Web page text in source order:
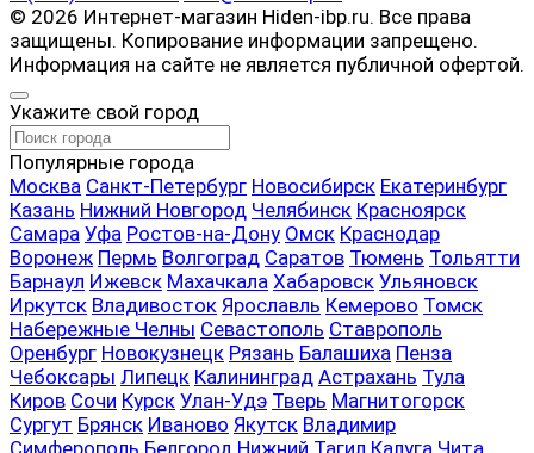
© 2026 Интернет-магазин Hiden-ibp.ru. Все права
защищены. Копирование информации запрещено.
Информация на сайте не является публичной офертой.
Укажите свой город
Популярные города
Москва Санкт-Петербург Новосибирск Екатеринбург
Казань Нижний Новгород Челябинск Красноярск
Самара Уфа Ростов-на-Дону Омск Краснодар
Воронеж Пермь Волгоград Саратов Тюмень Тольятти
Барнаул Ижевск Махачкала Хабаровск Ульяновск
Иркутск Владивосток Ярославль Кемерово Томск
Набережные Челны Севастополь Ставрополь
Оренбург Новокузнецк Рязань Балашиха Пенза
Чебоксары Липецк Калининград Астрахань Тула
Киров Сочи Курск Улан-Удэ Тверь Магнитогорск
Сургут Брянск Иваново Якутск Владимир
Симферополь Белгород Нижний Тагил Калуга Чита